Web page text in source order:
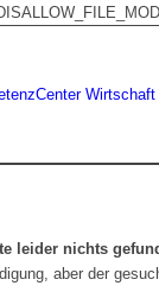
leider nichts
aber der